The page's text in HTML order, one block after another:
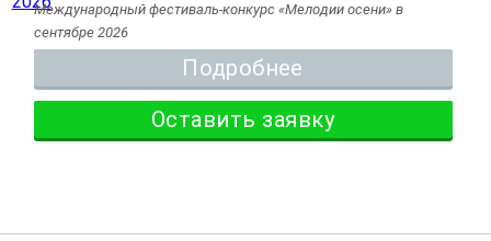
Международный фестиваль-конкурс «Мелодии осени» в
сентябре 2026
Подробнее
Оставить заявку